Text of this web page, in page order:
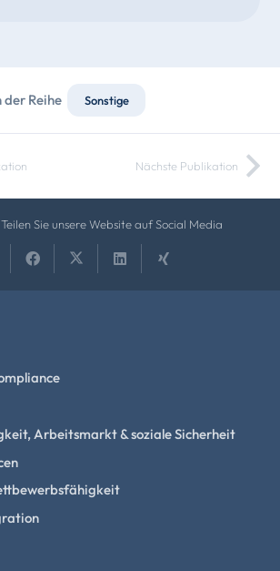
Reihe Sonstige
Nächste Publikation
Teilen Sie unsere Website auf Social Media
Arbeitsmarkt & soziale Sicherheit